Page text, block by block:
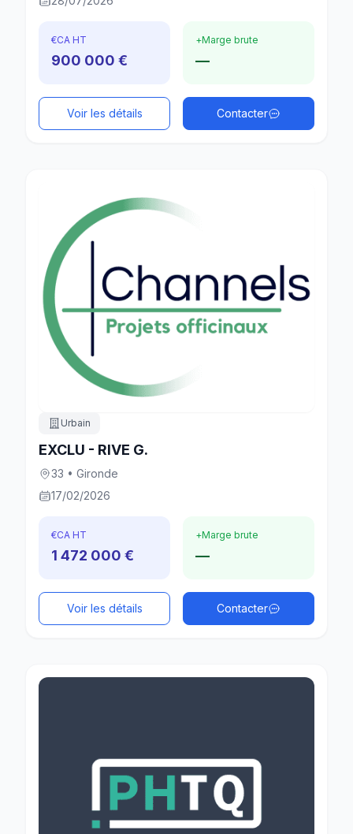
€CA HT
900 000 €
+Marge brute
—
Voir les détails Contacter
Urbain
EXCLU - RIVE G.
33 • Gironde
17/02/2026
€CA HT
1 472 000 €
+Marge brute
—
Voir les détails Contacter